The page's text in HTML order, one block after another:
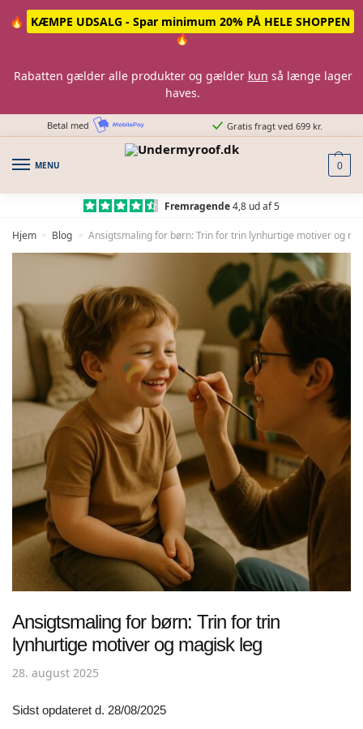
🔥
KÆMPE UDSALG - Spar minimum 20% PÅ HELE SHOPPEN
🔥
Rabatten gælder alle produkter og gælder kun så længe lager
haves.
Betal med Gratis fragt ved 699 kr.
MENU 0
Fremragende4,8 ud af 5
Hjem » Blog » Ansigtsmaling for børn: Trin for trin lynhurtige motiver og
Ansigtsmaling for børn: Trin for trin
lynhurtige motiver og magisk leg
28. august 2025
Sidst opdateret d. 28/08/2025